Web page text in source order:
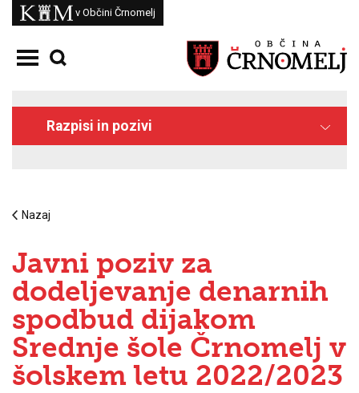
Skoči na vsebino
Kam
v Občini Črnomelj
Odpri meni
Razpisi in pozivi
Nazaj
Javni poziv za
dodeljevanje denarnih
spodbud dijakom
Srednje šole Črnomelj v
šolskem letu 2022/2023